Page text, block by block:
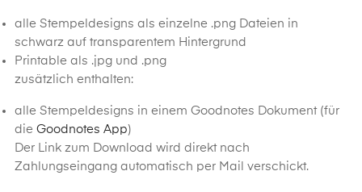
alle Stempeldesigns als einzelne .png Dateien in
schwarz auf transparentem Hintergrund
Printable als .jpg und .png
zusätzlich enthalten:
alle Stempeldesigns in einem Goodnotes Dokument (für
die Goodnotes App)
Der Link zum Download wird direkt nach
Zahlungseingang automatisch per Mail verschickt.